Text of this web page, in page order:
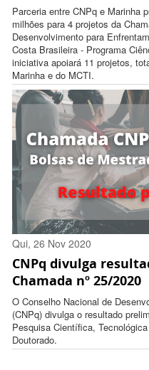
Parceria entre CNPq e Marinha
milhões para 4 projetos da
Desenvolvimento para
Costa Brasileira - Programa
iniciativa apoiará 11 projetos,
Marinha e do MCTI.
Qui, 26 Nov 2020
17:37:00 -0300
CNPq divulga
Chamada nº 25/2020
O Conselho Nacional de
(CNPq) divulga o resultado
Pesquisa Científica,
Doutorado.